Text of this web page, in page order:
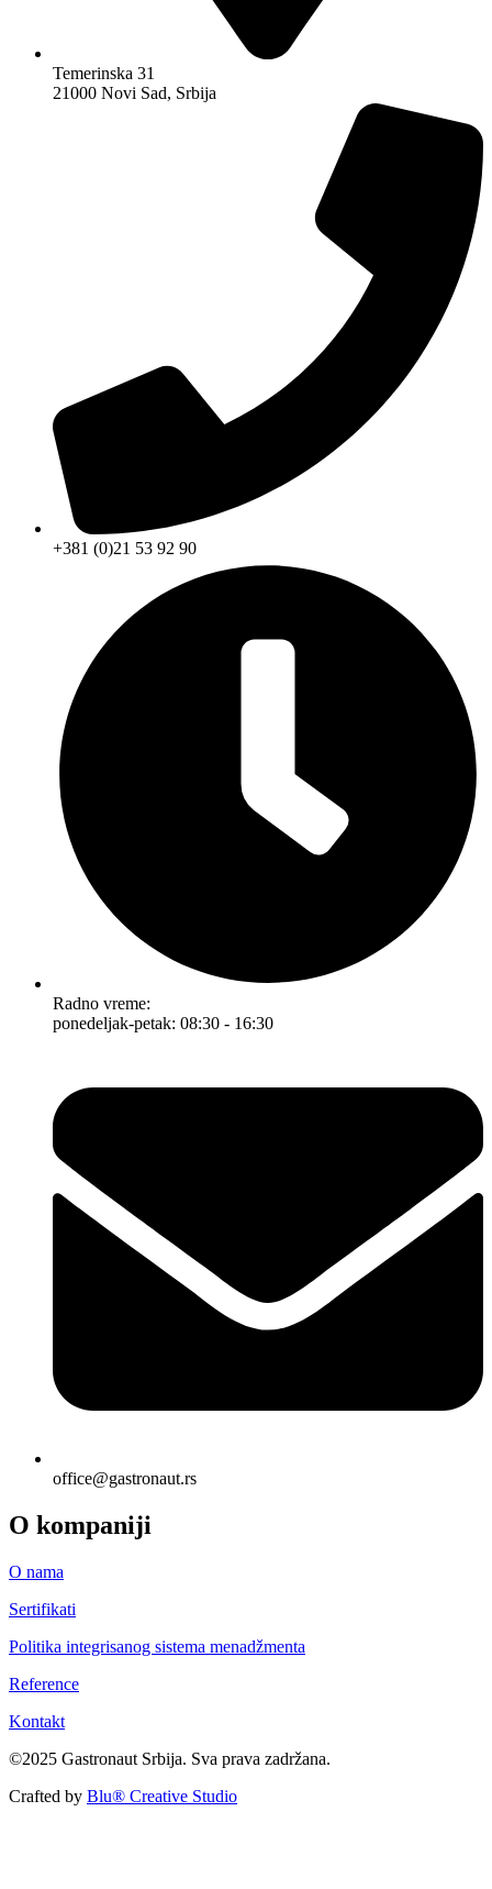
Temerinska 31
21000 Novi Sad, Srbija
+381 (0)21 53 92 90
Radno vreme:
ponedeljak-petak: 08:30 - 16:30
office@gastronaut.rs
O kompaniji
O nama
Sertifikati
Politika integrisanog sistema menadžmenta
Reference
Kontakt
©2025 Gastronaut Srbija. Sva prava zadržana.
Crafted by Blu® Creative Studio